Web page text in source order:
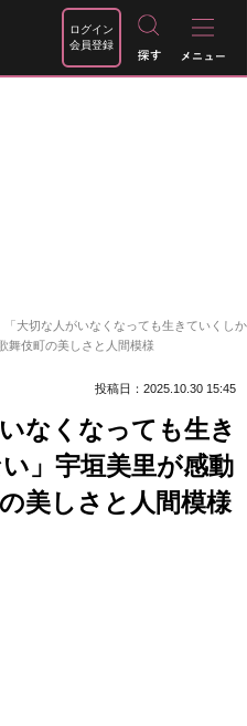
ログイン
会員登録
「大切な人がいなくなっても生きていくしか
舞伎町の美しさと人間模様
投稿日：2025.10.30 15:45
なくなっても生き
」宇垣美里が感動
美しさと人間模様